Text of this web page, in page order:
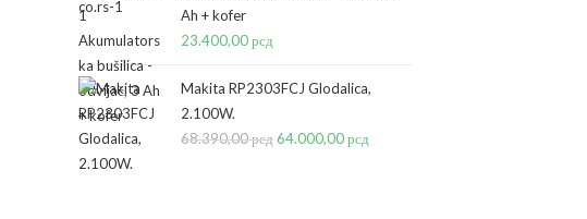
Ah + kofer
23.400,00рсд
Makita RP2303FCJ Glodalica,
2.100W.
68.390,00рсдOriginalna
64.000,00рсд